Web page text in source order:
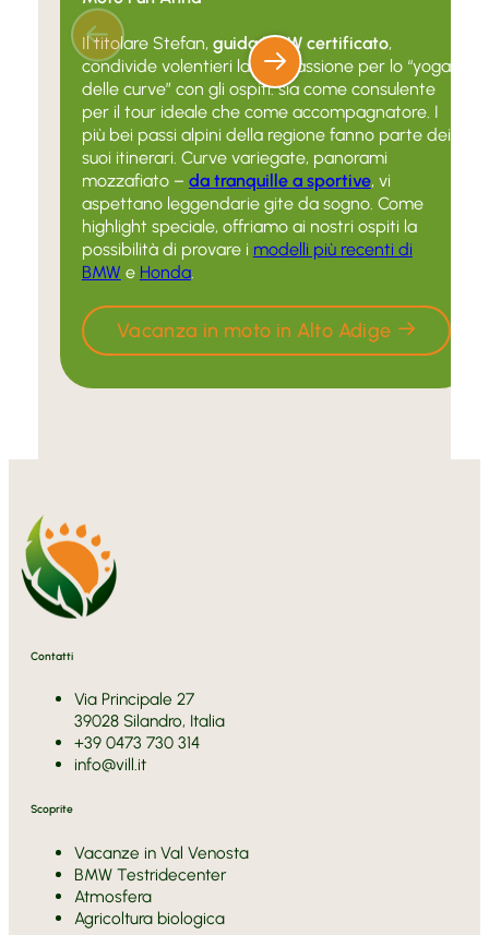
Il titolare Stefan, guida BMW certificato,
condivide volentieri la sua passione per lo “yoga
delle curve” con gli ospiti: sia come consulente
per il tour ideale che come accompagnatore. I
più bei passi alpini della regione fanno parte dei
suoi itinerari. Curve variegate, panorami
mozzafiato – da tranquille a sportive, vi
aspettano leggendarie gite da sogno. Come
highlight speciale, offriamo ai nostri ospiti la
possibilità di provare i modelli più recenti di
BMW e Honda.
Vacanza in moto in Alto Adige
Contatti
Via Principale 27
39028 Silandro, Italia
+39 0473 730 314
info@vill.it
Scoprite
Vacanze in Val Venosta
BMW Testridecenter
Atmosfera
Agricoltura biologica